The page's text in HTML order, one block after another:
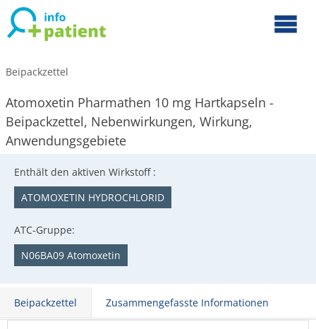
Beipackzettel
Atomoxetin Pharmathen 10 mg Hartkapseln -
Beipackzettel, Nebenwirkungen, Wirkung,
Anwendungsgebiete
Enthält den aktiven Wirkstoff :
ATOMOXETIN HYDROCHLORID
ATC-Gruppe:
N06BA09 Atomoxetin
Beipackzettel Zusammengefasste Informationen